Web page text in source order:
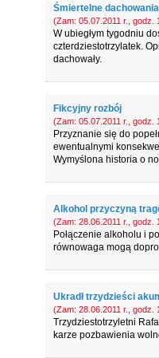
Śmiertelne dachowania
(Zam: 05.07.2011 r., godz.
W ubiegłym tygodniu
czterdziestotrzylatek.
dachowały.
Fikcyjny rozbój
(Zam: 05.07.2011 r., godz.
Przyznanie się do
ewentualnymi
Wymyślona historia o
Alkohol przyczyną
(Zam: 28.06.2011 r., godz.
Połączenie alkoholu i
równowaga mogą
Ukradł trzydzieści
(Zam: 28.06.2011 r., godz.
Trzydziestotrzyletni
karze pozbawienia